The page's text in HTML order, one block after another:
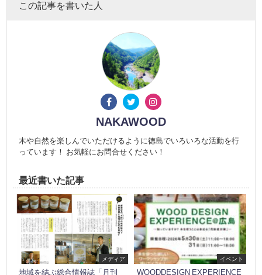
この記事を書いた人
NAKAWOOD
木や自然を楽しんでいただけるように徳島でいろいろな活動を行
っています！ お気軽にお問合せください！
最近書いた記事
メディア
地域を結ぶ総合情報誌「月刊
イベント
WOODDESIGN EXPERIENCE